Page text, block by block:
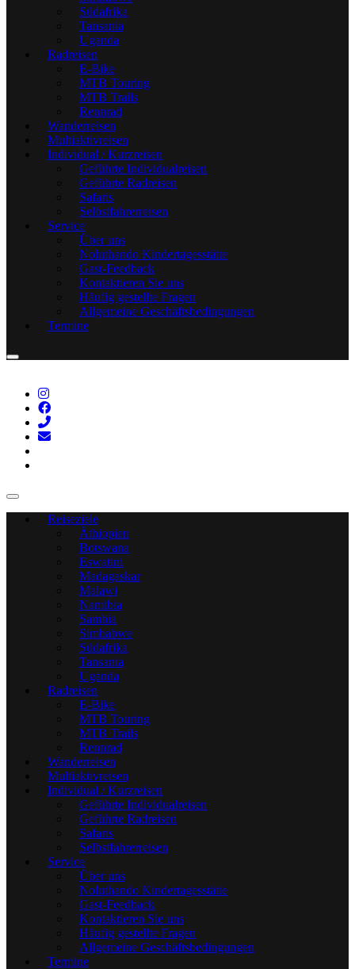
Südafrika
Tansania
Uganda
Radreisen
E-Bike
MTB Touring
MTB Trails
Rennrad
Wanderreisen
Multiaktivreisen
Individual / Kurzreisen
Geführte Individualreisen
Geführte Radreisen
Safaris
Selbstfahrerreisen
Service
Über uns
Noluthando Kindertagesstätte
Gast-Feedback
Kontaktieren Sie uns
Häufig gestellte Fragen
Allgemeine Geschäftsbedingungen
Termine
Reiseziele
Äthiopien
Botswana
Eswatini
Madagaskar
Malawi
Namibia
Sambia
Simbabwe
Südafrika
Tansania
Uganda
Radreisen
E-Bike
MTB Touring
MTB Trails
Rennrad
Wanderreisen
Multiaktivreisen
Individual / Kurzreisen
Geführte Individualreisen
Geführte Radreisen
Safaris
Selbstfahrerreisen
Service
Über uns
Noluthando Kindertagesstätte
Gast-Feedback
Kontaktieren Sie uns
Häufig gestellte Fragen
Allgemeine Geschäftsbedingungen
Termine